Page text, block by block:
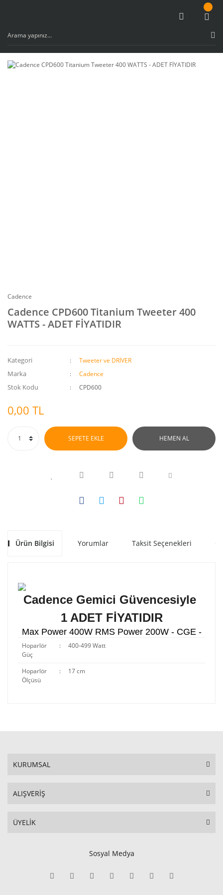
Cadence
Cadence CPD600 Titanium Tweeter 400
WATTS - ADET FİYATIDIR
Kategori Tweeter ve DRİVER
Marka Cadence
Stok Kodu CPD600
0,00 TL
SEPETE EKLE HEMEN AL
Ürün Bilgisi Yorumlar Taksit Seçenekleri
Cadence Gemici Güvencesiyle
1 ADET FİYATIDIR
Max Power 400W RMS Power 200W - CGE -
Hoparlör
Güç
: 400-499 Watt
Hoparlör
Ölçüsü
: 17 cm
KURUMSAL
ALIŞVERİŞ
ÜYELİK
Sosyal Medya